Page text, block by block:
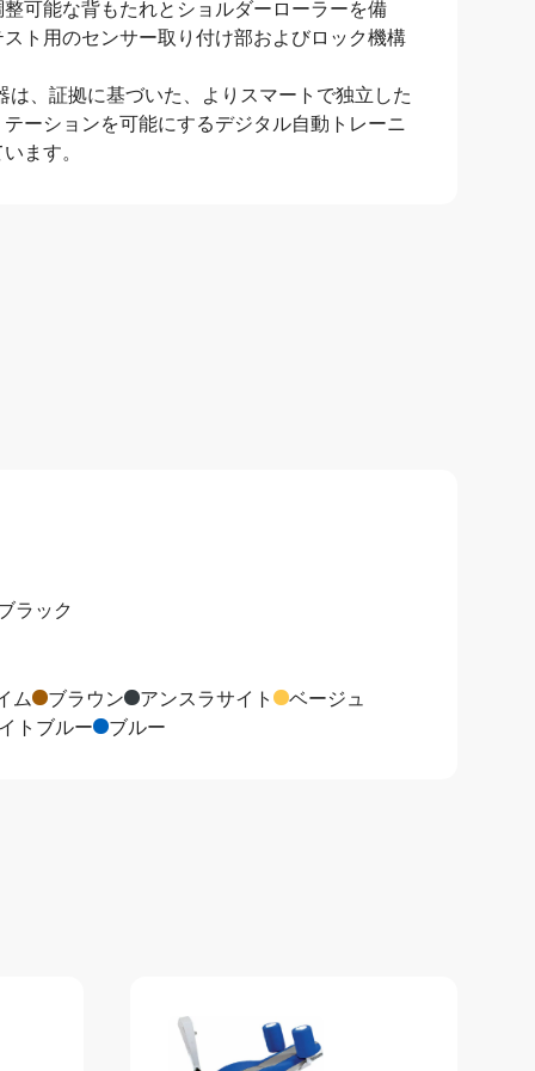
可能な背もたれとショルダーローラーを備
ト用のセンサー取り付け部およびロック機構
は、証拠に基づいた、よりスマートで独立した
ーションを可能にするデジタル自動トレーニ
ます。
ラック
ム ブラウン アンスラサイト
ベージュ
トブルー
ブルー